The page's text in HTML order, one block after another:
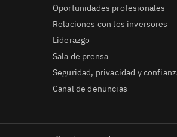
Oportunidades profesionales
Relaciones con los inversores
Liderazgo
Sala de prensa
Seguridad, privacidad y
Canal de denuncias